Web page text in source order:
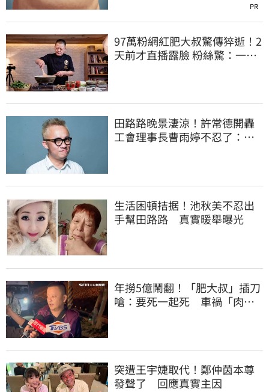
PR
97萬粉網紅肥大叔驚傳猝逝！2
天前才直播露臉 粉絲驚：一直
田路路晚景淒涼！許常德開轟
工會理事長曹雨婷不忍了：別
生活困頓拮据！池秋美不忍出
手幫田路路 真實暖舉曝光
年撈5億鬧翻！「肥大叔」插刀
嗆：要死一起死 車禍「肉眼
突遭王宇婕取代！鄭仲茵本尊
發聲了 回應真實主因